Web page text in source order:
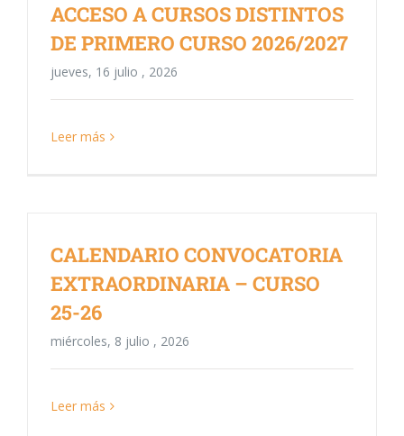
ACCESO A CURSOS DISTINTOS
DE PRIMERO CURSO 2026/2027
jueves, 16 julio , 2026
Leer más
CALENDARIO CONVOCATORIA
EXTRAORDINARIA – CURSO
25-26
miércoles, 8 julio , 2026
Leer más